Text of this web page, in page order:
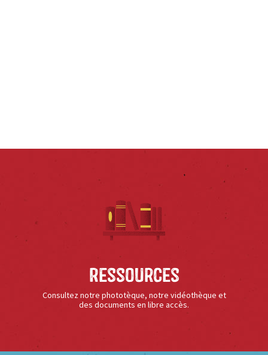
Ressources
Consultez notre phototèque, notre vidéothèque et
des documents en libre accès.